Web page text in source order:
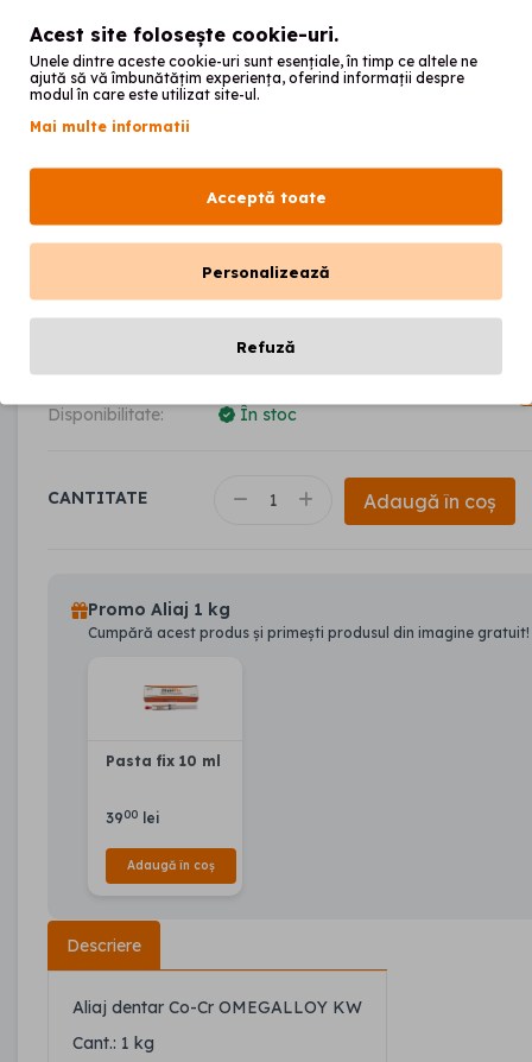
Aliaj Co-Cr
92
Disponibilitate:
În stoc
CANTITATE Adaugă în coș
Promo Aliaj 1 kg
Cumpără acest produs și primești produsul din imagine gratuit!
Pasta fix 10 ml
3900 lei
Adaugă în coș
Descriere
Aliaj dentar Co-Cr OMEGALLOY KW
Cant.: 1 kg
Acest site folosește cookie-uri.
Unele dintre aceste cookie-uri sunt esențiale, în timp ce altele ne
ajută să vă îmbunătățim experiența, oferind informații despre
modul în care este utilizat site-ul.
Mai multe informatii
Acceptă toate
Personalizează
Refuză